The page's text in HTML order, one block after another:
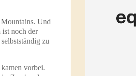
Mountains. Und
noch der
zu
vorbei.